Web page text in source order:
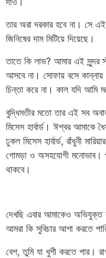
তার অরা দরকার হবে না। সে
জিনিষের দাম মিটিয়ে দিয়েছে।
তাতে কি লাভ? আমার এই সুন্দর
আসবে না। সোফায় বসে
চিন্তা করে না। কাল যদি আমি
বুদ্ধিমতীর মতো তার এই সব
মিসেস হার্বার্ড। ঈশ্বর আমাকে
ঢুকল মিসেস হার্বার্ড, রাঁধুনী
গোমড়া ও অসহযোগী মনোভাব।
থাকবে।
দেখছি এবার আমাকেও
আমরা কি সুবিচার আশা করতে
বেশ, তুমি যা খুশী করতে পার।